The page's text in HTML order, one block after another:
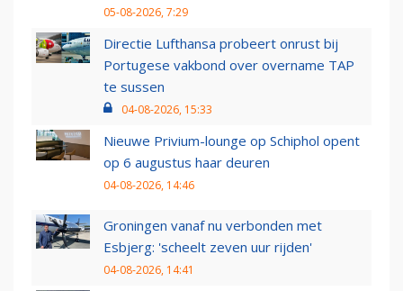
05-08-2026, 7:29
Directie Lufthansa probeert onrust bij
Portugese vakbond over overname TAP
te sussen
04-08-2026, 15:33
Nieuwe Privium-lounge op Schiphol opent
op 6 augustus haar deuren
04-08-2026, 14:46
Groningen vanaf nu verbonden met
Esbjerg: 'scheelt zeven uur rijden'
04-08-2026, 14:41